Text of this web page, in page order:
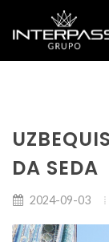
DA SEDA
2024-09-03